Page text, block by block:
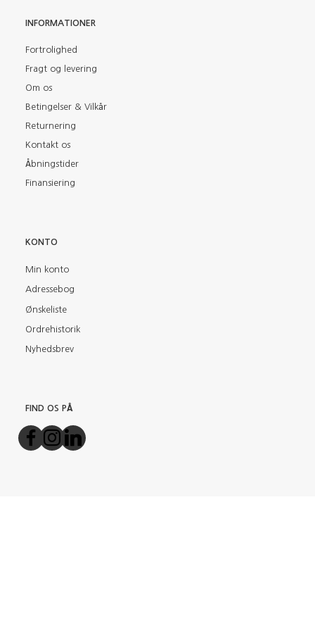
INFORMATIONER
Fortrolighed
Fragt og levering
Om os
Betingelser & Vilkår
Returnering
Kontakt os
Åbningstider
Finansiering
KONTO
Min konto
Adressebog
Ønskeliste
Ordrehistorik
Nyhedsbrev
FIND OS PÅ